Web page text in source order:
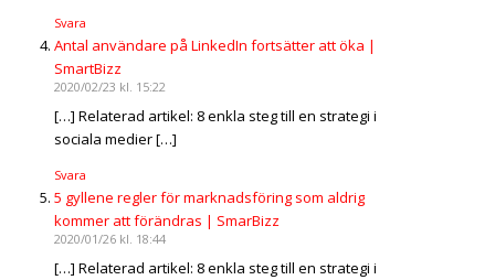
Svara
Antal användare på LinkedIn fortsätter att öka |
SmartBizz
2020/02/23 kl. 15:22
[…] Relaterad artikel: 8 enkla steg till en strategi i
sociala medier […]
Svara
5 gyllene regler för marknadsföring som aldrig
kommer att förändras | SmarBizz
2020/01/26 kl. 18:44
[…] Relaterad artikel: 8 enkla steg till en strategi i